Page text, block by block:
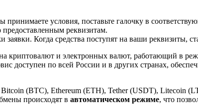
условия, поставьте галочку в
предоставленным реквизитам.
Когда средства поступят на ваши реквизиты,
криптовалют и электронных валют, работающий в
доступен по всей России и в других странах,
(BTC), Ethereum (ETH), Tether (USDT), Litecoin
происходят в автоматическом режиме, что